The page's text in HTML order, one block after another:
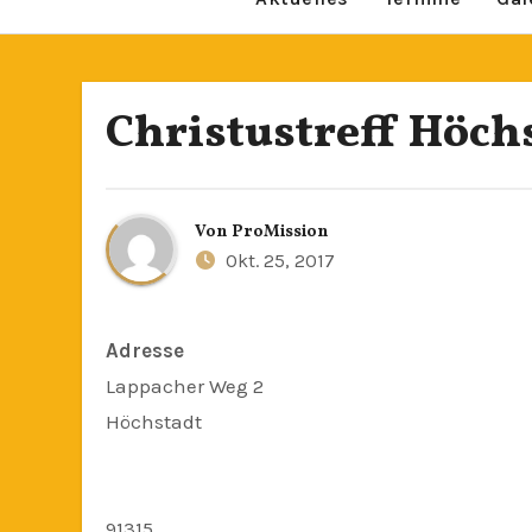
Christustreff
Von ProMission
Okt. 25, 2017
Adresse
Lappacher Weg 2
Höchstadt